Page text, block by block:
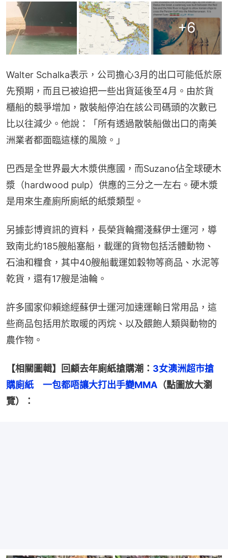
+6
Walter Schalka表示，公司擔心3月的出口可能低於原
先預期，而且已被迫把一些出貨延後至4月。由於貨
櫃船的競爭增加，散裝船停泊在該公司碼頭的次數已
比以往減少。他說：「所有透過散裝船做出口的南美
洲業者都面臨這樣的風險。」
巴西是全世界最大木漿供應國，而Suzano佔全球硬木
漿（hardwood pulp）供應的三分之一左右。硬木漿
是用來生產廁所廁紙的紙漿類型。
另據彭博資訊的資料，長榮貨輪擱淺蘇伊士運河，導
致南北約185艘船塞船，載運的貨物包括活體動物、
石油和糧食，其中40艘船載運如穀物等商品、水泥等
乾貨，還有17艘是油輪。
許多國家仰賴途經蘇伊士運河加速運輸日常用品，這
些商品包括用於取暖的丙烷、以及餵飽人類與動物的
農作物。
【相關圖輯】回顧去年廁紙搶購潮： 3女澳洲超市搶
購廁紙　一包都唔讓大打出手變MMA （點圖放大瀏
覽）：